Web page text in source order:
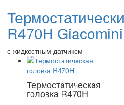
R470H Giacomini
с жидкостным датчиком
Термостатическая
головка R470H